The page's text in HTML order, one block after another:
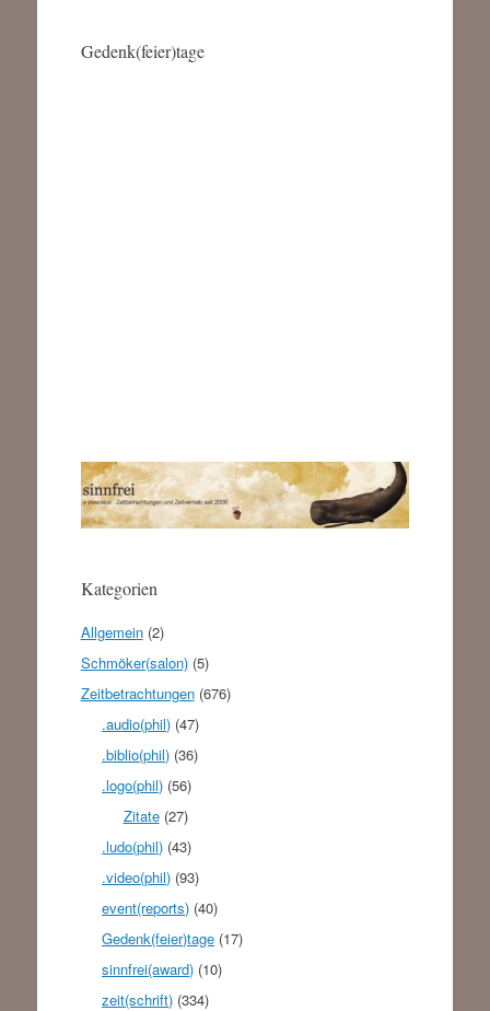
Gedenk(feier)tage
Kategorien
Allgemein(2)
Schmöker(salon)(5)
Zeitbetrachtungen(676)
.audio(phil) (47)
.biblio(phil) (36)
.logo(phil) (56)
Zitate(27)
.ludo(phil) (43)
.video(phil) (93)
event(reports) (40)
Gedenk(feier)tage (17)
sinnfrei(award) (10)
zeit(schrift) (334)